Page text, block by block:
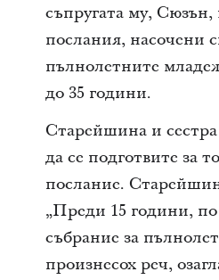
съпругата му,
послания, насочени
пълнолетните
до 35 години.
Старейшина и
да се подготвите за
послание.
„Преди 15 години,
събрание за
произнесох реч,